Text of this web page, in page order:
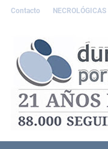
Contacto NECROLÓGICAS